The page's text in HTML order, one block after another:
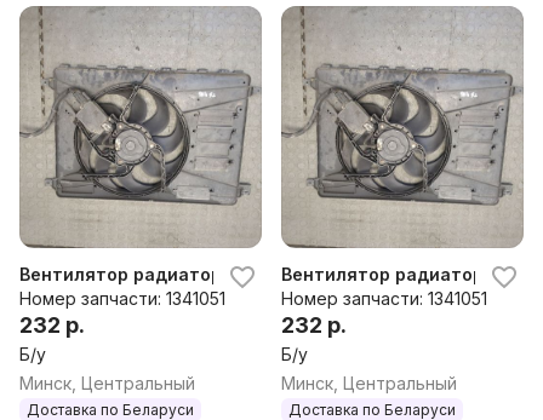
Вентилятор радиатора Opel Meriva 2010-2018 КПП ...
Номер запчасти: 1341051
232 р.
Б/у
Минск, Центральный
Доставка по Беларуси
Вентилятор радиатора
Номер запчасти: 1341051
232 р.
Б/у
Минск, Центральный
Доставка по Беларуси